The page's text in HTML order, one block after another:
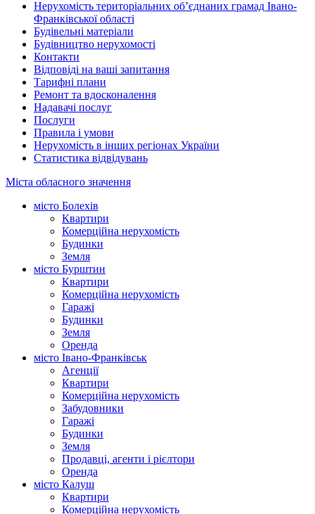
Нерухомість територіальних об’єднаних грамад Івано-
Франківської області
Будівельні матеріали
Будівництво нерухомості
Контакти
Відповіді на ваші запитання
Тарифні плани
Ремонт та вдосконалення
Надавачі послуг
Послуги
Правила і умови
Нерухомість в інших регіонах України
Статистика відвідувань
Міста обласного значення
місто Болехів
Квартири
Комерційна нерухомість
Будинки
Земля
місто Бурштин
Квартири
Комерційна нерухомість
Гаражі
Будинки
Земля
Оренда
місто Івано-Франківськ
Агенції
Квартири
Комерційна нерухомість
Забудовники
Гаражі
Будинки
Земля
Продавці, агенти і рієлтори
Оренда
місто Калуш
Квартири
Комерційна нерухомість